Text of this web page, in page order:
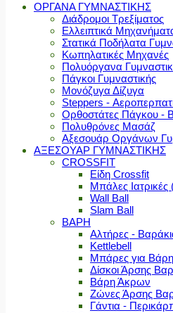
ΟΡΓΑΝΑ ΓΥΜΝΑΣΤΙΚΗΣ
Διάδρομοι Τρεξίματος
Ελλειπτικά
Στατικά Ποδήλατα
Κωπηλατικές Μηχανές
Πολυόργανα
Πάγκοι Γυμναστικής
Μονόζυγα Δίζυγα
Steppers -
Ορθοστάτες Πάγκου -
Πολυθρόνες Μασάζ
Αξεσουάρ Οργάνων
ΑΞΕΣΟΥΑΡ ΓΥΜΝΑΣΤΙΚΗΣ
CROSSFIT
Είδη Crossfit
Μπάλες Ιατρικές
Wall Ball
Slam Ball
ΒΑΡΗ
Αλτήρες -
Kettlebell
Μπάρες για Βάρη
Δίσκοι Άρσης
Βάρη Άκρων
Ζώνες Άρσης
Γάντια -